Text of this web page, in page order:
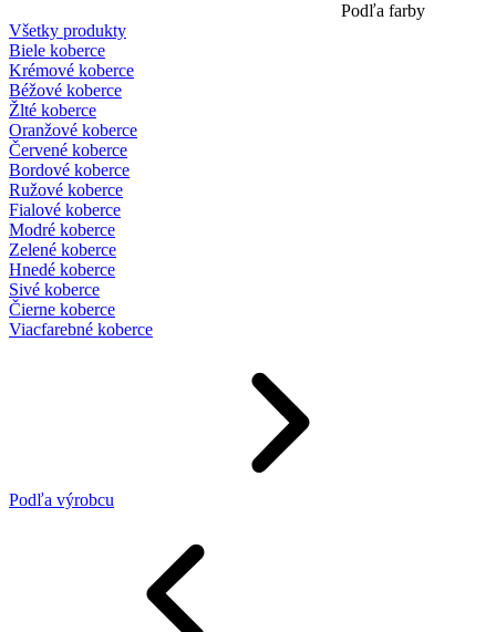
Podľa farby
Všetky produkty
Biele koberce
Krémové koberce
Béžové koberce
Žlté koberce
Oranžové koberce
Červené koberce
Bordové koberce
Ružové koberce
Fialové koberce
Modré koberce
Zelené koberce
Hnedé koberce
Sivé koberce
Čierne koberce
Viacfarebné koberce
Podľa výrobcu